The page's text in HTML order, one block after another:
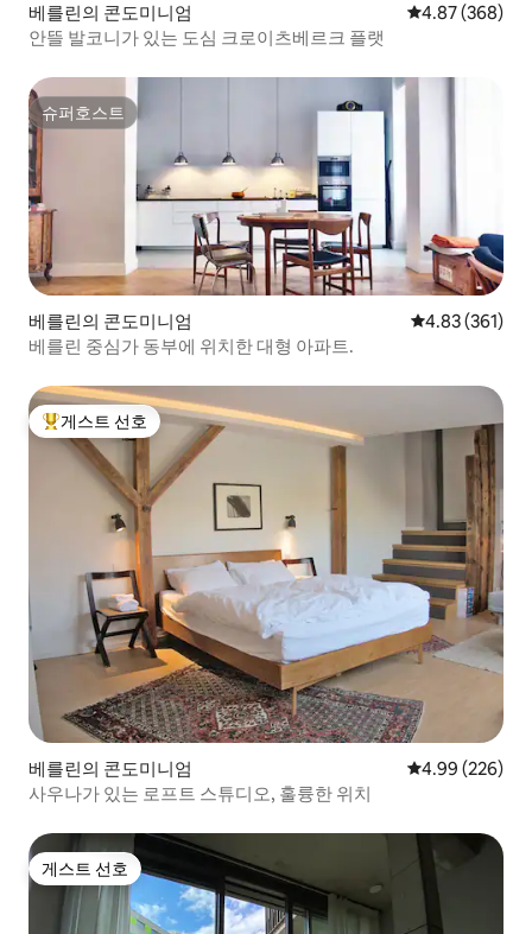
베를린의 콘도미니엄 평점 4.87점(5
4.87 (368)
안뜰 발코니가 있는 도심 크로이츠베르크 플랫
슈퍼호스트
슈퍼호스트
베를린의 콘도미니엄 평점 4.83점(5
4.83 (361)
베를린 중심가 동부에 위치한 대형 아파트.
상위 게스트 선호
게스트 선호
베를린의 콘도미니엄 평점 4.99점(5
4.99 (226)
사우나가 있는 로프트 스튜디오, 훌륭한 위치
게스트 선호
게스트 선호